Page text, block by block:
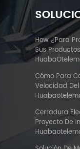
How ¿Para
Sus
Cómo Para
Velocidad
Cerradura
Proyecto De